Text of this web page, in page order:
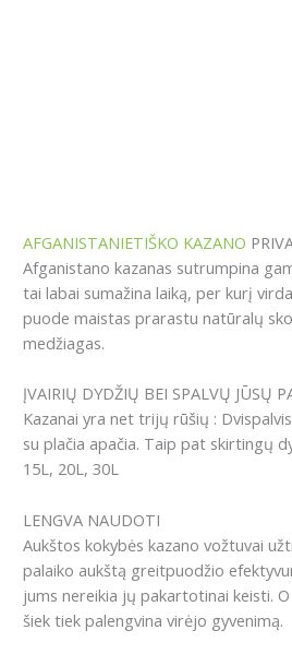
AFGANISTANIETIŠKO KAZANO
Afganistano kazanas sutrumpina
tai labai sumažina laiką, per kurį
puode maistas prarastu natūralų
medžiagas.
ĮVAIRIŲ DYDŽIŲ BEI SPALVŲ JŪSŲ
Kazanai yra net trijų rūšių :
su plačia apačia. Taip pat skirtingų
15L, 20L, 30L
LENGVA NAUDOTI
Aukštos kokybės kazano vožtuvai
palaiko aukštą greitpuodžio
jums nereikia jų pakartotinai keisti.
šiek tiek palengvina virėjo gyvenimą.